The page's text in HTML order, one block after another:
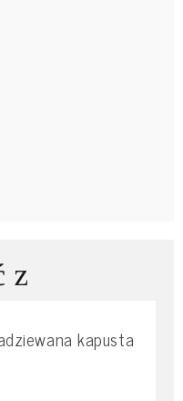
z
kapusta